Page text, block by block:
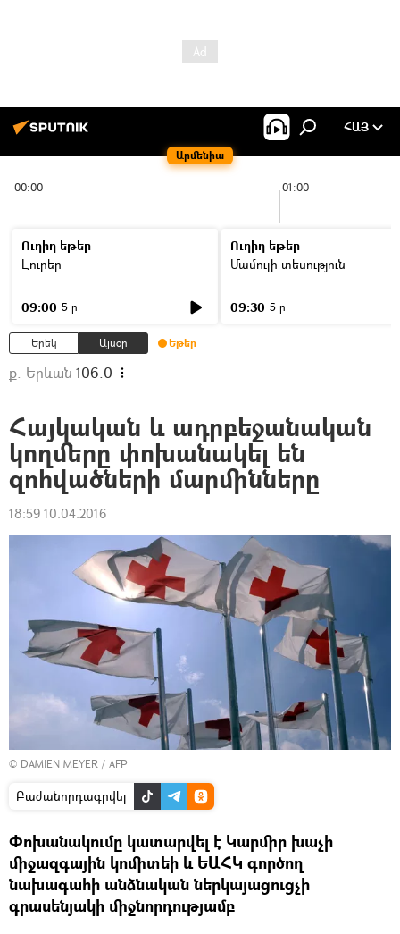
Արմենիա
ՀԱՅ
00:00 01:00
Ուղիղ եթեր
Լուրեր
09:00 5 ր
Ուղիղ եթեր
Մամուլի տեսություն
09:30 5 ր
Երեկ Այսօր Եթեր
ք. Երևան 106.0
Հայկական և ադրբեջանական
կողմերը փոխանակել են
զոհվածների մարմինները
18:59 10.04.2016
© DAMIEN MEYER / AFP
Բաժանորդագրվել
Փոխանակումը կատարվել է Կարմիր խաչի
միջազգային կոմիտեի և ԵԱՀԿ գործող
նախագահի անձնական ներկայացուցչի
գրասենյակի միջնորդությամբ